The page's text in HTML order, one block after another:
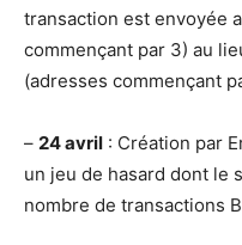
transaction est envoyée
commençant par 3) au
(adresses commençant
– 24 avril : Création par
un jeu de hasard dont le
nombre de transactions